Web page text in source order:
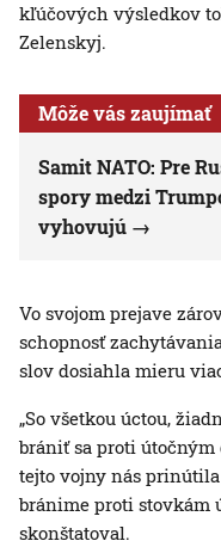
kľúčových výsledkov
Zelenskyj.
Môže vás zaujímať
Samit NATO: Pre
spory medzi
vyhovujú
Vo svojom prejave
schopnosť
slov dosiahla mieru
„So všetkou úctou,
brániť sa proti útočným
tejto vojny nás
bránime proti stovkám
skonštatoval.